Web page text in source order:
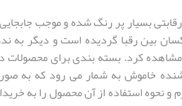
بسیار پر رنگ شده و موجب
بین رقبا گردیده است و دیگر به
کرد. بسته بندی برای
خاموش به شمار می رود که به
نحوه استفاده از آن محصول را به